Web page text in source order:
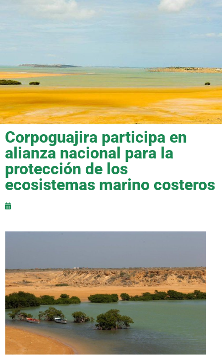
Corpoguajira participa en
alianza nacional para la
protección de los
ecosistemas marino costeros